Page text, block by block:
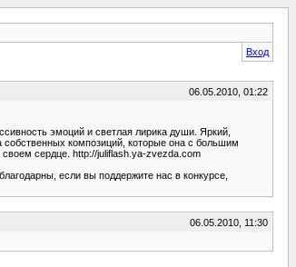
Вход
06.05.2010, 01:22
эмоций и светлая лирика души. Яркий,
композиций, которые она с большим
сердце. http://juliflash.ya-zvezda.com
если вы поддержите нас в конкурсе,
06.05.2010, 11:30